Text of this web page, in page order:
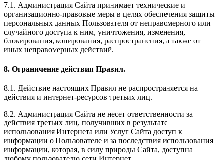
7.1. Администрация Сайта принимает технические и
организационно-правовые меры в целях обеспечения защиты
персональных данных Пользователя от неправомерного или
случайного доступа к ним, уничтожения, изменения,
блокирования, копирования, распространения, а также от
иных неправомерных действий.
8. Ограничение действия Правил.
8.1. Действие настоящих Правил не распространяется на
действия и интернет-ресурсов третьих лиц.
8.2. Администрация Сайта не несет ответственности за
действия третьих лиц, получивших в результате
использования Интернета или Услуг Сайта доступ к
информации о Пользователе и за последствия использования
информации, которая, в силу природы Сайта, доступна
любому пользователю сети Интернет.